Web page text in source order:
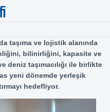
taşıma ve lojistik alanında
bilinirliğini, kapasite ve
deniz taşımacılığı ile birlikte
yeni dönemde yerleşik
hedefliyor.